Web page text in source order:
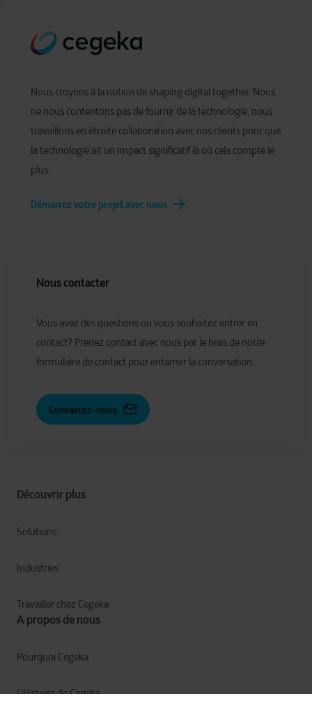
Nous croyons à la notion de shaping digital together. Nous
ne nous contentons pas de fournir de la technologie, nous
travaillons en étroite collaboration avec nos clients pour que
la technologie ait un impact significatif là où cela compte le
plus.
Démarrez votre projet avec nous
Découvrir plus
Solutions
Industries
Travailler chez Cegeka
A propos de nous
Pourquoi Cegeka
L'Histoire de Cegeka
Nous contacter
Vous avez des questions ou vous souhaitez entrer en
contact? Prenez contact avec nous par le biais de notre
formulaire de contact pour entamer la conversation.
Contactez-nous